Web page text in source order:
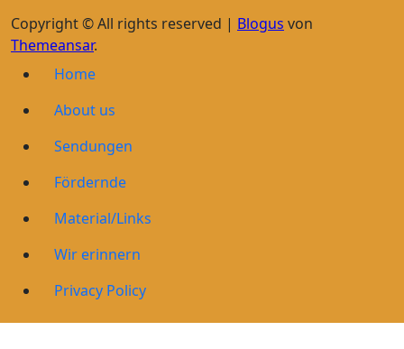
Copyright © All rights reserved | Blogus von
Themeansar.
Home
About us
Sendungen
Fördernde
Material/Links
Wir erinnern
Privacy Policy